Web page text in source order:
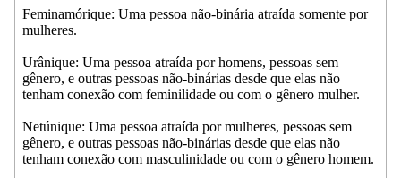
Feminamórique: Uma pessoa não-binária atraída somente por
mulheres.
Urânique: Uma pessoa atraída por homens, pessoas sem
gênero, e outras pessoas não-binárias desde que elas não
tenham conexão com feminilidade ou com o gênero mulher.
Netúnique: Uma pessoa atraída por mulheres, pessoas sem
gênero, e outras pessoas não-binárias desde que elas não
tenham conexão com masculinidade ou com o gênero homem.